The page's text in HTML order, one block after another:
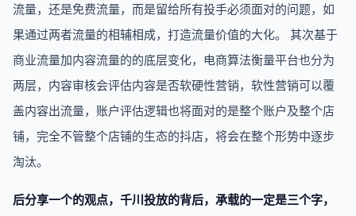
流量，还是免费流量，而是留给所有投手必须面对的问题，如
果通过两者流量的相辅相成，打造流量价值的大化。 其次基于
商业流量加内容流量的的底层变化，电商算法衡量平台也分为
两层，内容审核会评估内容是否软硬性营销，软性营销可以覆
盖内容出流量，账户评估逻辑也将面对的是整个账户及整个店
铺，完全不管整个店铺的生态的抖店，将会在整个形势中逐步
淘汰。
后分享一个的观点，千川投放的背后，承载的一定是三个字，